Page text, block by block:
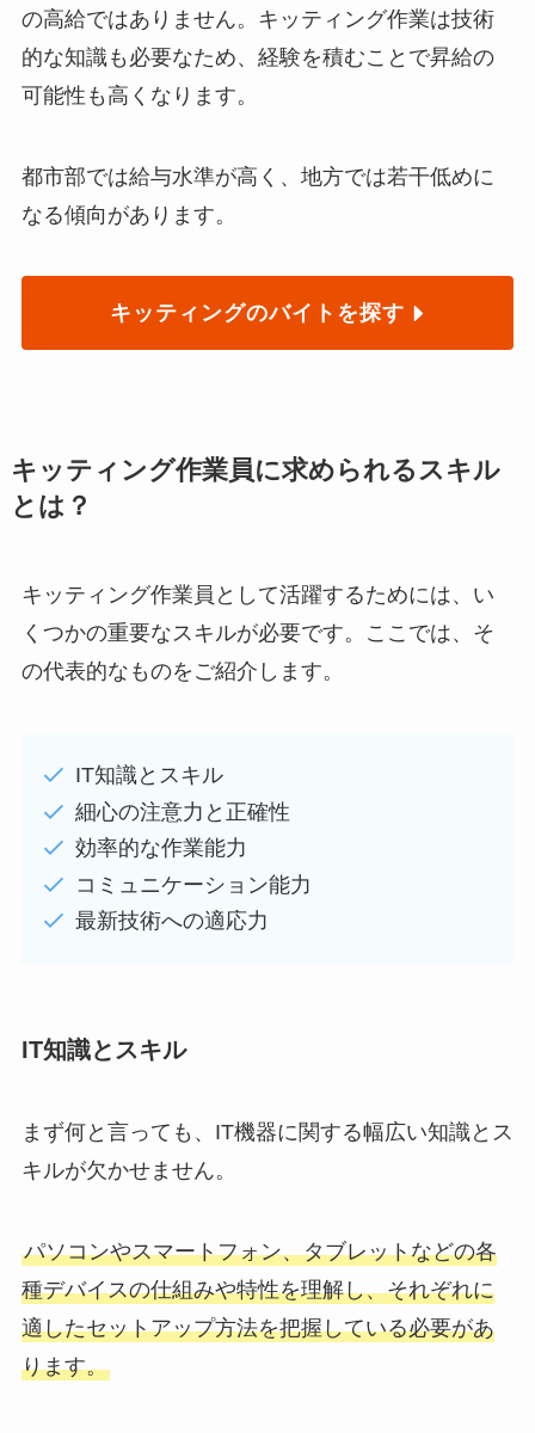
の高給ではありません。キッティング作業は技術
的な知識も必要なため、経験を積むことで昇給の
可能性も高くなります。
都市部では給与水準が高く、地方では若干低めに
なる傾向があります。
キッティングのバイトを探す
キッティング作業員に求められるスキル
とは？
キッティング作業員として活躍するためには、い
くつかの重要なスキルが必要です。ここでは、そ
の代表的なものをご紹介します。
IT知識とスキル
細心の注意力と正確性
効率的な作業能力
コミュニケーション能力
最新技術への適応力
IT知識とスキル
まず何と言っても、IT機器に関する幅広い知識とス
キルが欠かせません。
パソコンやスマートフォン、タブレットなどの各
種デバイスの仕組みや特性を理解し、それぞれに
適したセットアップ方法を把握している必要があ
ります。